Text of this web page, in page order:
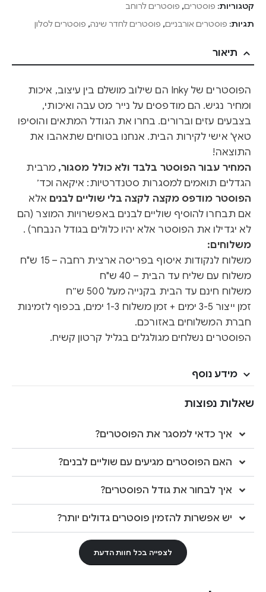
קטגוריות: פוסטרים, פוסטרים לרוחב
תגיות: פוסטרים אורבניים, פוסטרים לחדר שינה, פוסטרים לסלון
תיאור
הפוסטרים של Inky הם שילוב מושלם בין עיצוב, איכות
ומחיר נגיש. הם מודפסים על נייר מט עבה ואיכותי,
בצבעים עזים וברורים. בחרו את הגודל המתאים והוסיפו
טאץ' אישי לקירות הבית. אנחנו בטוחים שתאהבו את
התוצאה!
המחיר עבור הפוסטר בלבד ולא כולל מסגור, מרבית
הגדלים תואמים למסגרות סטנדרטיות: איקאה וכד׳
הפוסטר מודפס מקצה לקצה בלי שוליים לבנים אלא
אם תבחרו להוסיף שוליים לבנים באפשרויות המוצר (הם
לא יגדילו את הפוסטר אלא יהיו כלולים בגודל הנבחר) .
משלוחים:
משלוח לנקודות איסוף בפריסה ארצית רחבה – 15 ש"ח
משלוח עם שליח עד הבית – 40 ש"ח
משלוח חינם עד הבית בקנייה מעל 500 ש״ח
זמן ייצור 3-5 ימים + זמן משלוח 1-3 ימים, בכפוף לזמינות
חברת המשלוחים באזורכם.
הפוסטרים נשלחים מגולגלים בגליל קרטון קשיח.
מידע נוסף
שאלות נפוצות
איך כדאי למסגר את הפוסטרים?
האם הפוסטרים מגיעים עם שוליים לבנים?
איך לבחור את גודל הפוסטרים?
יש אפשרות להזמין פוסטרים גדולים יותר?
לצפייה בכל חוות הדעת